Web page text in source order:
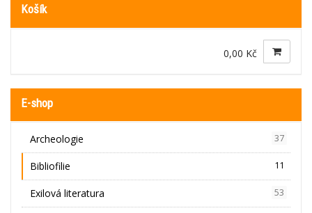
Košík
0,00 Kč
E-shop
Archeologie 37
Bibliofilie 11
Exilová literatura 53